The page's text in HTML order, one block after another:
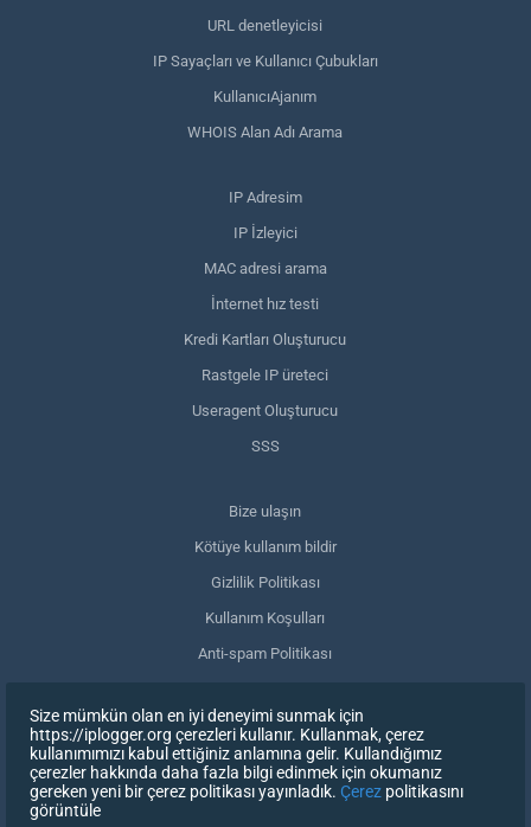
URL denetleyicisi
IP Sayaçları ve Kullanıcı Çubukları
KullanıcıAjanım
WHOIS Alan Adı Arama
IP Adresim
IP İzleyici
MAC adresi arama
İnternet hız testi
Kredi Kartları Oluşturucu
Rastgele IP üreteci
Useragent Oluşturucu
SSS
Bize ulaşın
Kötüye kullanım bildir
Gizlilik Politikası
Kullanım Koşulları
Anti-spam Politikası
Verilerimi sil
Onayınızı geri çekin
Size mümkün olan en iyi deneyimi sunmak için
https://iplogger.org çerezleri kullanır. Kullanmak, çerez
kullanımımızı kabul ettiğiniz anlamına gelir. Kullandığımız
çerezler hakkında daha fazla bilgi edinmek için okumanız
gereken yeni bir çerez politikası yayınladık. Çerez politikasını
görüntüle